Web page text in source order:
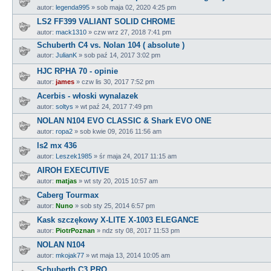
autor: legenda995 » sob maja 02, 2020 4:25 pm
LS2 FF399 VALIANT SOLID CHROME
autor: mack1310 » czw wrz 27, 2018 7:41 pm
Schuberth C4 vs. Nolan 104 ( absolute )
autor: JulianK » sob paź 14, 2017 3:02 pm
HJC RPHA 70 - opinie
autor: james » czw lis 30, 2017 7:52 pm
Acerbis - włoski wynalazek
autor: soltys » wt paź 24, 2017 7:49 pm
NOLAN N104 EVO CLASSIC & Shark EVO ONE
autor: ropa2 » sob kwie 09, 2016 11:56 am
ls2 mx 436
autor: Leszek1985 » śr maja 24, 2017 11:15 am
AIROH EXECUTIVE
autor: matjas » wt sty 20, 2015 10:57 am
Caberg Tourmax
autor: Nuno » sob sty 25, 2014 6:57 pm
Kask szczękowy X-LITE X-1003 ELEGANCE
autor: PiotrPoznan » ndz sty 08, 2017 11:53 pm
NOLAN N104
autor: mkojak77 » wt maja 13, 2014 10:05 am